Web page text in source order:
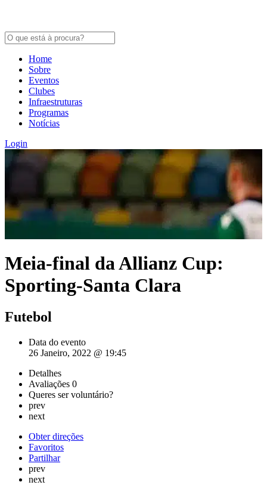
Home
Sobre
Eventos
Clubes
Infraestruturas
Programas
Notícias
Login
Meia-final da Allianz Cup:
Sporting-Santa Clara
Futebol
Data do evento
26 Janeiro, 2022 @ 19:45
Detalhes
Avaliações 0
Queres ser voluntário?
prev
next
Obter direções
Favoritos
Partilhar
prev
next